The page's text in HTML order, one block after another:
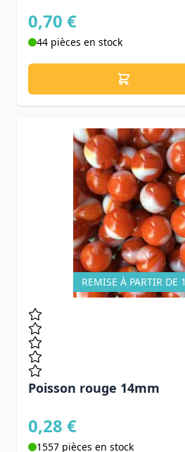
0,70 €
44 pièces en stock
REMISE À PARTIR DE
Poisson rouge 14mm
0,28 €
1557 pièces en stock